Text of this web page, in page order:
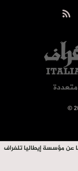
عن مؤسسة إيطاليا تلغراف